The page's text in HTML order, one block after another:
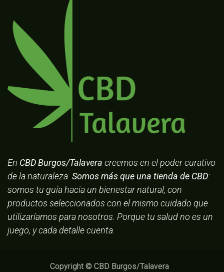
En CBD Burgos/Talavera creemos en el poder curativo
de la naturaleza. Somos más que una tienda de CBD:
somos tu guía hacia un bienestar natural, con
productos seleccionados con el mismo cuidado que
utilizaríamos para nosotros. Porque tu salud no es un
juego, y cada detalle cuenta.
Copyright © CBD Burgos/Talavera